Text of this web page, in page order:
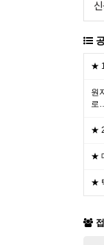
★
원
로
★
★
★